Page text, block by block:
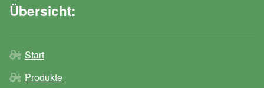
Übersicht:
Start
Produkte